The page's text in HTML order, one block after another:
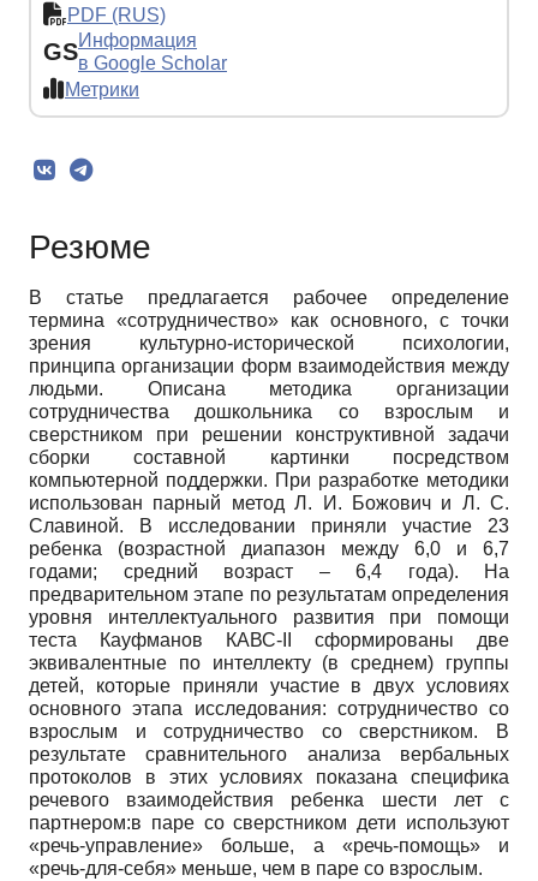
PDF (RUS)
GSИнформация
в Google Scholar
Метрики
Резюме
В статье предлагается рабочее определение
термина «сотрудничество» как основного, с точки
зрения культурно-исторической психологии,
принципа организации форм взаимодействия между
людьми. Описана методика организации
сотрудничества дошкольника со взрослым и
сверстником при решении конструктивной задачи
сборки составной картинки посредством
компьютерной поддержки. При разработке методики
использован парный метод Л. И. Божович и Л. С.
Славиной. В исследовании приняли участие 23
ребенка (возрастной диапазон между 6,0 и 6,7
годами; средний возраст – 6,4 года). На
предварительном этапе по результатам определения
уровня интеллектуального развития при помощи
теста Кауфманов КАВС-II сформированы две
эквивалентные по интеллекту (в среднем) группы
детей, которые приняли участие в двух условиях
основного этапа исследования: сотрудничество со
взрослым и сотрудничество со сверстником. В
результате сравнительного анализа вербальных
протоколов в этих условиях показана специфика
речевого взаимодействия ребенка шести лет с
партнером:в паре со сверстником дети используют
«речь-управление» больше, а «речь-помощь» и
«речь-для-себя» меньше, чем в паре со взрослым.